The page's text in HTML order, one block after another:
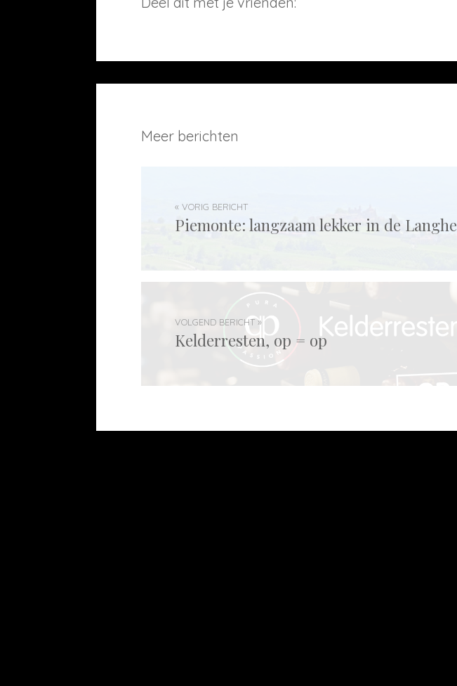
Meer berichten
« VORIG BERICHT
Piemonte: langzaam lekker in de Langhe
VOLGEND BERICHT »
Kelderresten, op = op